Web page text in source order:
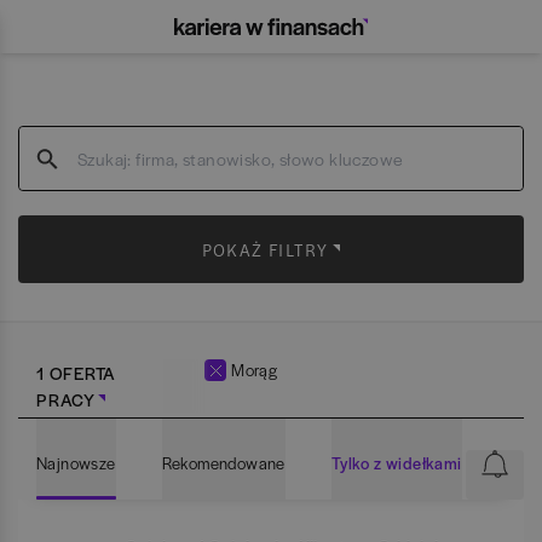
POKAŻ FILTRY
1 OFERTA
PRACY
Morąg
Najnowsze Rekomendowane Tylko z widełkami